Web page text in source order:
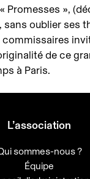
Promesses »,
sans oublier ses
commissaires
de ce
à Paris.
L’association
sommes-nous ?
Équipe